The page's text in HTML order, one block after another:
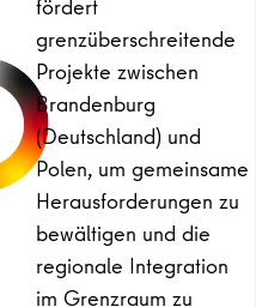
fördert
grenzüberschreitende
Projekte zwischen
Brandenburg
(Deutschland) und
Polen, um gemeinsame
Herausforderungen zu
bewältigen und die
regionale Integration
im Grenzraum zu